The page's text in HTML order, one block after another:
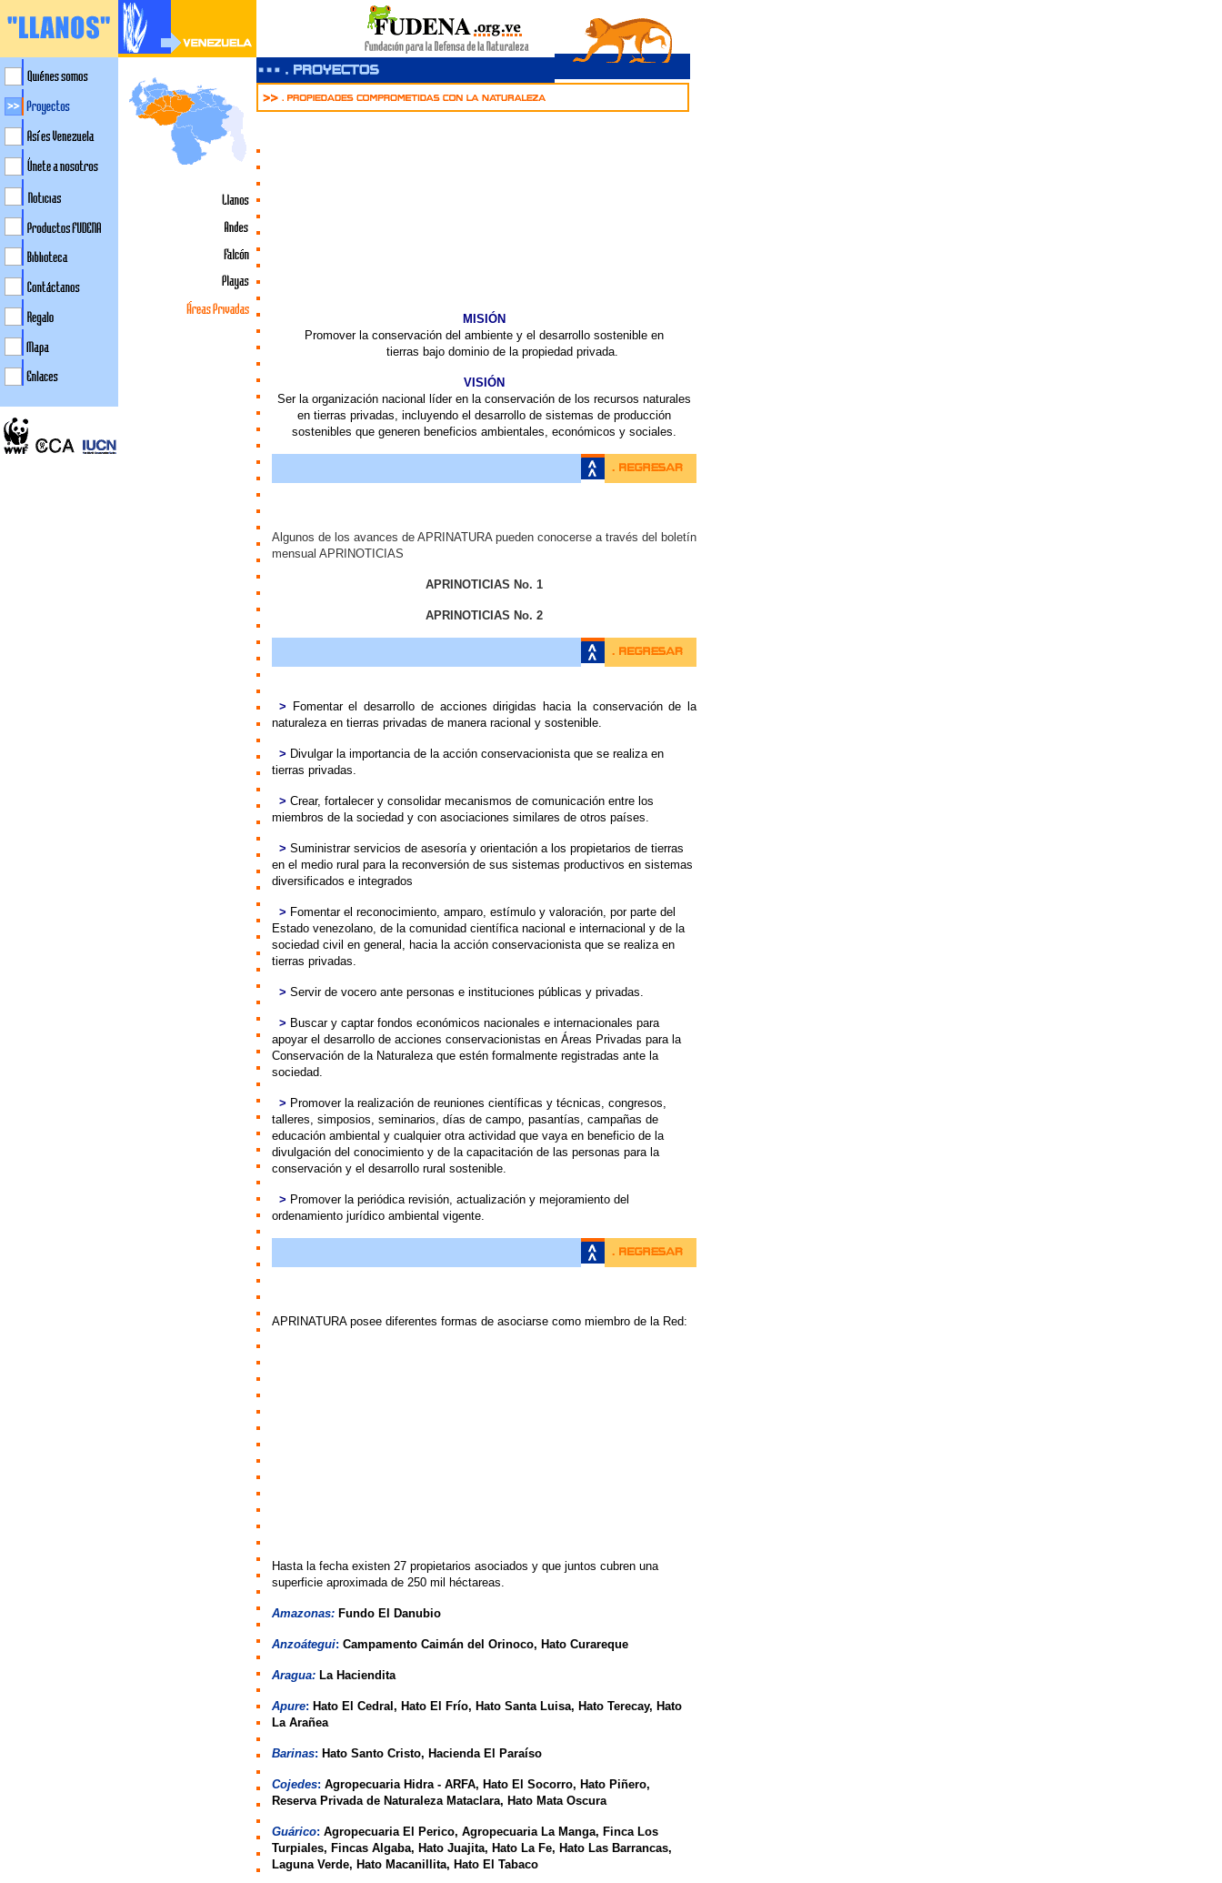
MISIÓN
Promover la conservación del ambiente y el desarrollo sostenible en
tierras bajo dominio de la propiedad privada.
VISIÓN
Ser la organización nacional líder en la conservación de los recursos naturales
en tierras privadas, incluyendo el desarrollo de sistemas de producción
sostenibles que generen beneficios ambientales, económicos y sociales.
Algunos de los avances de APRINATURA pueden conocerse a través del boletín
mensual APRINOTICIAS
APRINOTICIAS No. 1
APRINOTICIAS No. 2
> Fomentar el desarrollo de acciones dirigidas hacia la conservación de la
naturaleza en tierras privadas de manera racional y sostenible.
> Divulgar la importancia de la acción conservacionista que se realiza en
tierras privadas.
> Crear, fortalecer y consolidar mecanismos de comunicación entre los
miembros de la sociedad y con asociaciones similares de otros países.
> Suministrar servicios de asesoría y orientación a los propietarios de tierras
en el medio rural para la reconversión de sus sistemas productivos en sistemas
diversificados e integrados
> Fomentar el reconocimiento, amparo, estímulo y valoración, por parte del
Estado venezolano, de la comunidad científica nacional e internacional y de la
sociedad civil en general, hacia la acción conservacionista que se realiza en
tierras privadas.
> Servir de vocero ante personas e instituciones públicas y privadas.
> Buscar y captar fondos económicos nacionales e internacionales para
apoyar el desarrollo de acciones conservacionistas en Áreas Privadas para la
Conservación de la Naturaleza que estén formalmente registradas ante la
sociedad.
> Promover la realización de reuniones científicas y técnicas, congresos,
talleres, simposios, seminarios, días de campo, pasantías, campañas de
educación ambiental y cualquier otra actividad que vaya en beneficio de la
divulgación del conocimiento y de la capacitación de las personas para la
conservación y el desarrollo rural sostenible.
> Promover la periódica revisión, actualización y mejoramiento del
ordenamiento jurídico ambiental vigente.
APRINATURA posee diferentes formas de asociarse como miembro de la Red:
Hasta la fecha existen 27 propietarios asociados y que juntos cubren una
superficie aproximada de 250 mil héctareas.
Amazonas: Fundo El Danubio
Anzoátegui: Campamento Caimán del Orinoco, Hato Curareque
Aragua: La Haciendita
Apure: Hato El Cedral, Hato El Frío, Hato Santa Luisa, Hato Terecay, Hato
La Arañea
Barinas: Hato Santo Cristo, Hacienda El Paraíso
Cojedes: Agropecuaria Hidra - ARFA, Hato El Socorro, Hato Piñero,
Reserva Privada de Naturaleza Mataclara, Hato Mata Oscura
Guárico: Agropecuaria El Perico, Agropecuaria La Manga, Finca Los
Turpiales, Fincas Algaba, Hato Juajita, Hato La Fe, Hato Las Barrancas,
Laguna Verde, Hato Macanillita, Hato El Tabaco